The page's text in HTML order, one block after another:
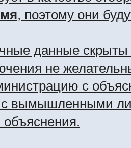
, поэтому они
данные скрыты
не
с
с вымышленными